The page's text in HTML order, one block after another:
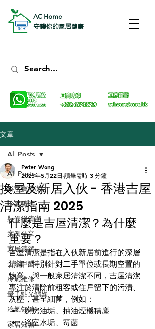
AC Home
守護你的家居健康
文章
All Posts
浴室寶清潔
冷氣清潔
裝修後清潔
案例分享
家居清潔
去除甲醛
冷氣維修
量子點光觸媒
冷氣知識
家居知識
All Posts
換屋及新居入伙 - 香港吉屋
清潔指南 2025
Peter Wong
2025年5月22日 讀畢需時 3 分鐘
什麼是吉屋清潔？為什麼
重要？
吉屋清潔是指在入伙新居前進行的深層
清潔，特別針對二手單位或長期空置的
物業。與一般家居清潔不同，吉屋清潔
專注於清除前租客或住戶留下的污漬、
灰塵，甚至細菌，例如：
廚房油垢、抽油煙機積塵
浴室水垢、霉菌